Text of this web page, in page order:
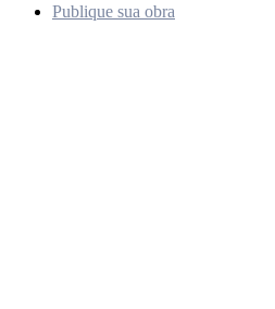
Publique sua obra